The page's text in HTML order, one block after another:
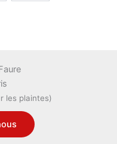
les plaintes)